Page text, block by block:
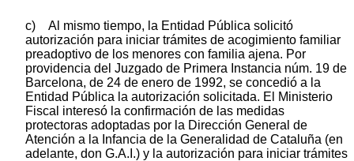
c) Al mismo tiempo, la Entidad Pública solicitó
autorización para iniciar trámites de acogimiento familiar
preadoptivo de los menores con familia ajena. Por
providencia del Juzgado de Primera Instancia núm. 19 de
Barcelona, de 24 de enero de 1992, se concedió a la
Entidad Pública la autorización solicitada. El Ministerio
Fiscal interesó la confirmación de las medidas
protectoras adoptadas por la Dirección General de
Atención a la Infancia de la Generalidad de Cataluña (en
adelante, don G.A.I.) y la autorización para iniciar trámites